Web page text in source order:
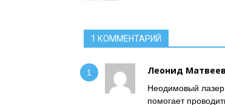
1 КОММЕНТАРИЙ
Леонид Матвеев
Неодимовый
помогает